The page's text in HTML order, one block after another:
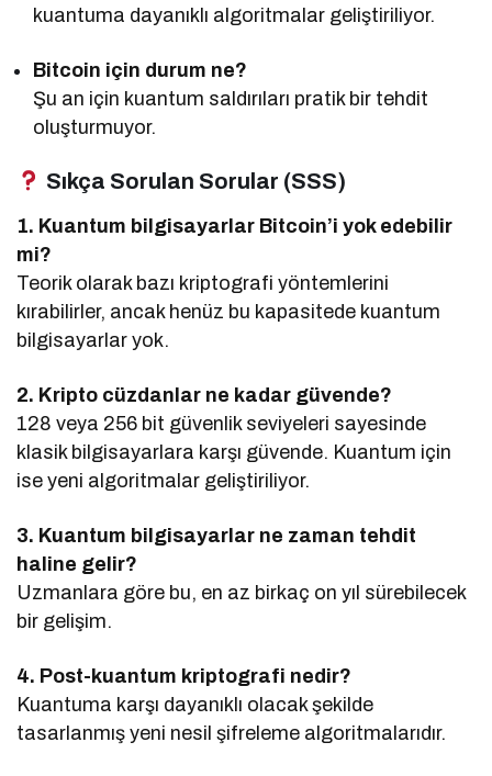
kuantuma dayanıklı algoritmalar geliştiriliyor.
Bitcoin için durum ne?
Şu an için kuantum saldırıları pratik bir tehdit
oluşturmuyor.
Sıkça Sorulan Sorular (SSS)
1. Kuantum bilgisayarlar Bitcoin’i yok edebilir
mi?
Teorik olarak bazı kriptografi yöntemlerini
kırabilirler, ancak henüz bu kapasitede kuantum
bilgisayarlar yok.
2. Kripto cüzdanlar ne kadar güvende?
128 veya 256 bit güvenlik seviyeleri sayesinde
klasik bilgisayarlara karşı güvende. Kuantum için
ise yeni algoritmalar geliştiriliyor.
3. Kuantum bilgisayarlar ne zaman tehdit
haline gelir?
Uzmanlara göre bu, en az birkaç on yıl sürebilecek
bir gelişim.
4. Post-kuantum kriptografi nedir?
Kuantuma karşı dayanıklı olacak şekilde
tasarlanmış yeni nesil şifreleme algoritmalarıdır.